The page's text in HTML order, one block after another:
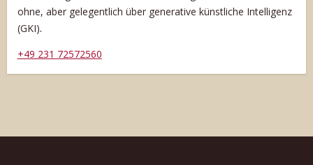
ohne, aber gelegentlich über generative künstliche Intelligenz
(GKI).
+49 231 72572560